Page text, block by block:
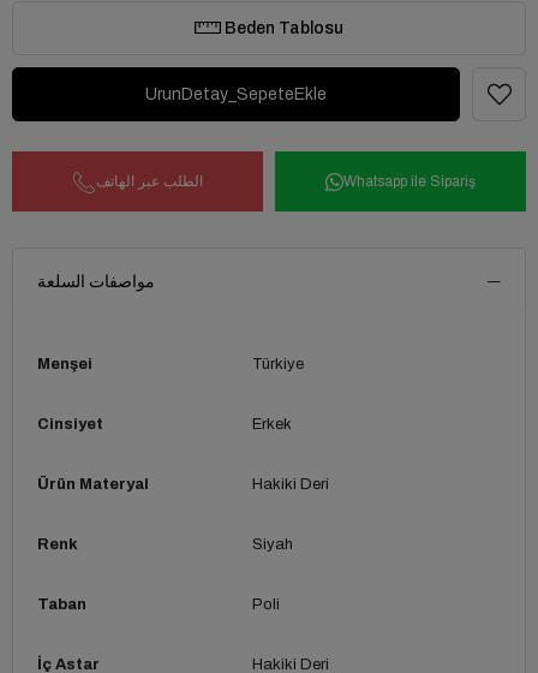
Beden Tablosu
الطلب عبر الهاتف Whatsapp ile Sipariş
مواصفات السلعة
Menşei Türkiye
Cinsiyet Erkek
Ürün Materyal Hakiki Deri
Renk Siyah
Taban Poli
İç Astar Hakiki Deri